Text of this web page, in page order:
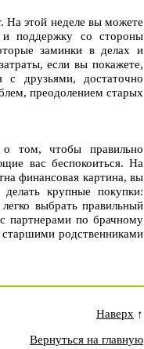
На этой неделе вы можете
и поддержку со стороны
заминки в делах и
если вы покажете,
с друзьями, достаточно
преодолением старых
о том, чтобы правильно
вас беспокоиться. На
финансовая картина, вы
крупные покупки:
выбрать правильный
партнерами по брачному
родственниками
Наверх ↑
Вернуться на главную